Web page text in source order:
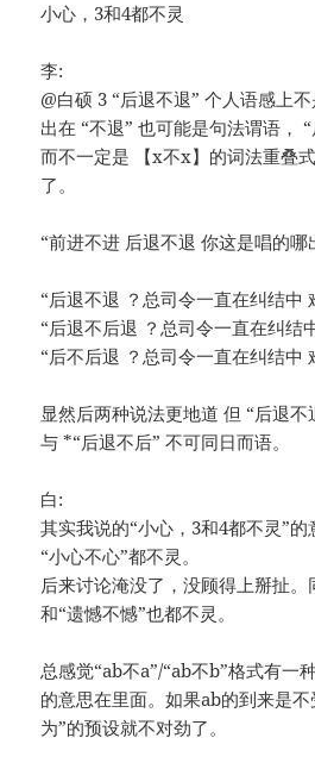
小心，3和4都不灵
李:
@白硕 3 “后退不退” 个人语感上
出在 “不退” 也可能是句法谓语，
而不一定是 【x不x】的词法重叠
了。
“前进不进 后退不退 你这是唱的哪
“后退不退 ？总司令一直在纠结中
“后退不后退 ？总司令一直在纠结
“后不后退 ？总司令一直在纠结中
显然后两种说法更地道 但 “后退
与 *“后退不后” 不可同日而语。
白:
其实我说的“小心，3和4都不灵”
“小心不心”都不灵。
后来讨论淹没了，没顾得上掰扯。
和“遗憾不憾”也都不灵。
总感觉“ab不a”/“ab不b”格式有一
的意思在里面。如果ab的到来是
为”的预设就不对劲了。